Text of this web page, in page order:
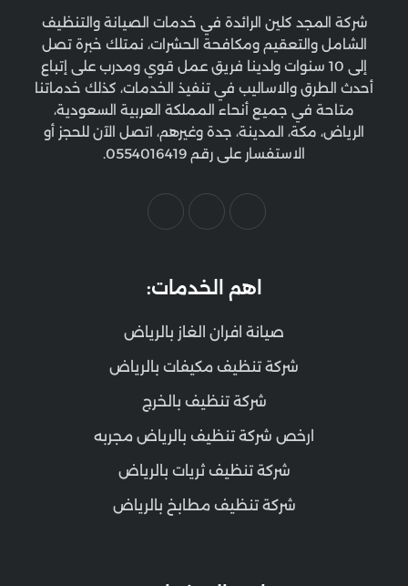
شركة المجد كلين الرائدة في خدمات الصيانة والتنظيف
الشامل والتعقيم ومكافحة الحشرات، نمتلك خبرة تصل
إلى 10 سنوات ولدينا فريق عمل قوي ومدرب على إتباع
أحدث الطرق والاساليب في تنفيذ الخدمات، كذلك خدماتنا
متاحة في جميع أنحاء المملكة العربية السعودية،
الرياض، مكة، المدينة، جدة وغيرهم، اتصل الآن للحجز أو
الاستفسار على رقم 0554016419.
اهم الخدمات:
صيانة افران الغاز بالرياض
شركة تنظيف مكيفات بالرياض
شركة تنظيف بالخرج
ارخص شركة تنظيف بالرياض مجربه
شركة تنظيف ثريات بالرياض
شركة تنظيف مطابخ بالرياض